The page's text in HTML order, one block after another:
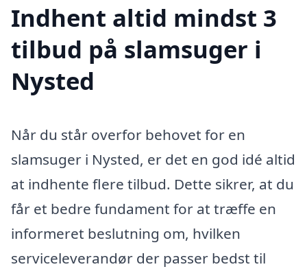
Indhent altid mindst 3
tilbud på slamsuger i
Nysted
Når du står overfor behovet for en
slamsuger i Nysted, er det en god idé altid
at indhente flere tilbud. Dette sikrer, at du
får et bedre fundament for at træffe en
informeret beslutning om, hvilken
serviceleverandør der passer bedst til